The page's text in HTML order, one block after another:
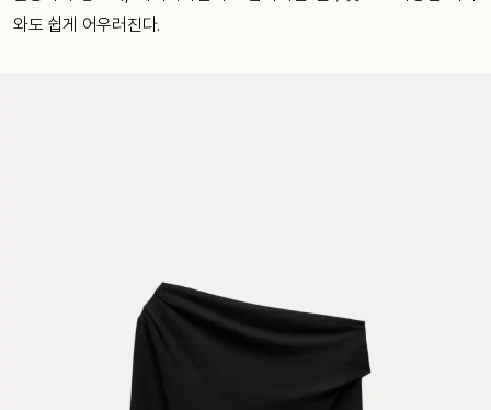
와도 쉽게 어우러진다.